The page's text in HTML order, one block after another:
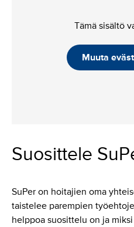
Tämä sisältö
Muuta
Suosittele
SuPer on hoitajien oma
taistelee parempien
helppoa suosittelu on ja